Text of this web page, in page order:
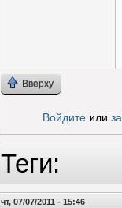
Вверху
Войдитеили
Теги:
чт, 07/07/2011 - 15:46